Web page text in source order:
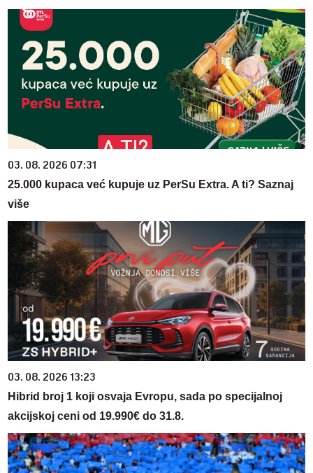
03. 08. 2026 07:31
25.000 kupaca već kupuje uz PerSu Extra. A ti? Saznaj
više
03. 08. 2026 13:23
Hibrid broj 1 koji osvaja Evropu, sada po specijalnoj
akcijskoj ceni od 19.990€ do 31.8.